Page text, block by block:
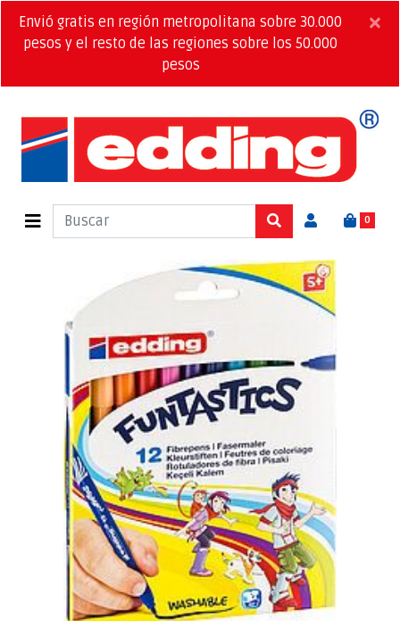
Envió gratis en región metropolitana sobre 30.000
pesos y el resto de las regiones sobre los 50.000
pesos
×
0